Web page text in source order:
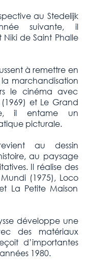
au Stedelijk
suivante, il
de Saint Phalle
à remettre en
marchandisation
le cinéma avec
et Le Grand
il entame un
picturale.
au dessin
au paysage
Il réalise des
(1975), Loco
La Petite Maison
développe une
des matériaux
d’importantes
1980.